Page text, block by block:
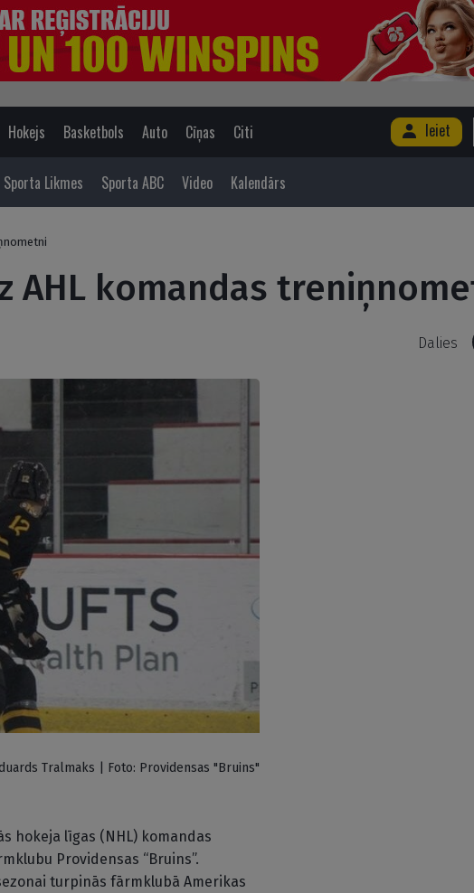
Hokejs Basketbols Auto Cīņas Citi Ieiet
Sporta Likmes Sporta ABC Video Kalendārs
AHL komandas
Dalies
Tralmaks | Foto: Providensas "Bruins"
hokeja līgas (NHL) komandas
Providensas “Bruins”.
turpinās fārmklubā Amerikas